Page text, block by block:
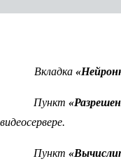
Вкладка
Пункт
видеосервере.
Пункт